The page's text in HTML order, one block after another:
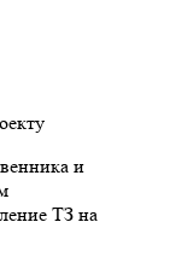
и
ТЗ на